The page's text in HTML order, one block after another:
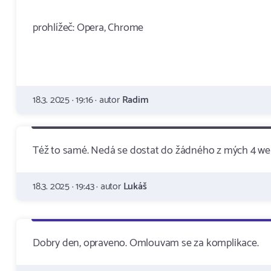
prohlížeč: Opera, Chrome
18.3. 2025 · 19:16 · autorRadim
Též to samé. Nedá se dostat do žádného z mých 4
18.3. 2025 · 19:43 · autorLukáš
Dobry den, opraveno. Omlouvam se za komplikace.